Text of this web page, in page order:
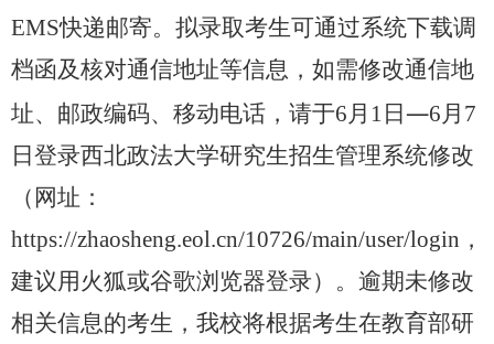
EMS快递邮寄。 拟录取考生可通过系统下载调
档函及核对通信地址等信息，如需修改通信地
址、邮政编码、移动电话，请于6月 1 日 —6月 7
日登录西北政法大学研究生招生管理系统修改
（网址：
https://zhaosheng.eol.cn/10726/main/user/login，
建议用火狐或谷歌浏览器登录）。逾期未修改
相关信息的考生，我校将根据考生在教育部研